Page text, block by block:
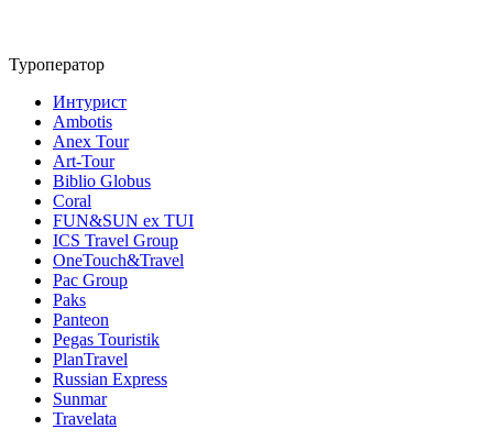
Туроператор
Интурист
Ambotis
Anex Tour
Art-Tour
Biblio Globus
Coral
FUN&SUN ex TUI
ICS Travel Group
OneTouch&Travel
Pac Group
Paks
Panteon
Pegas Touristik
PlanTravel
Russian Express
Sunmar
Travelata